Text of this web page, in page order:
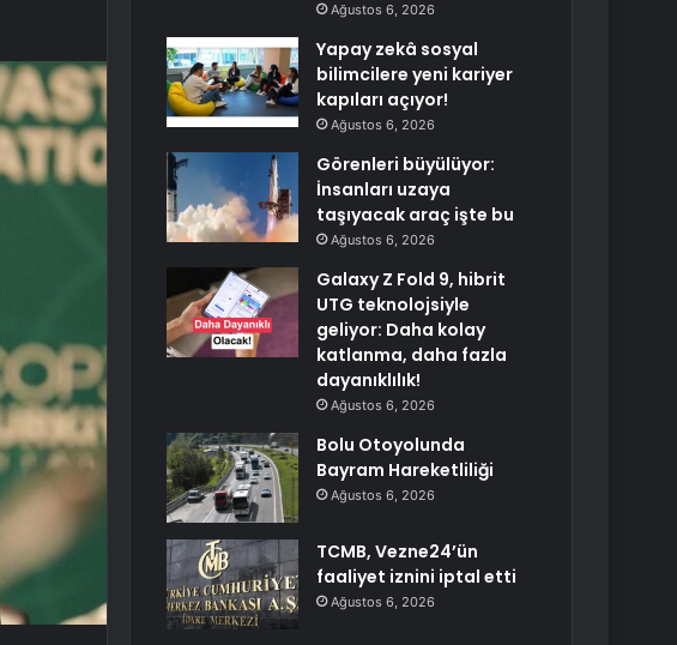
Ağustos 6, 2026
Yapay zekâ sosyal
bilimcilere yeni kariyer
kapıları açıyor!
Ağustos 6, 2026
Görenleri büyülüyor:
İnsanları uzaya
taşıyacak araç işte bu
Ağustos 6, 2026
Galaxy Z Fold 9, hibrit
UTG teknolojsiyle
geliyor: Daha kolay
katlanma, daha fazla
dayanıklılık!
Ağustos 6, 2026
Bolu Otoyolunda
Bayram Hareketliliği
Ağustos 6, 2026
TCMB, Vezne24’ün
faaliyet iznini iptal etti
Ağustos 6, 2026